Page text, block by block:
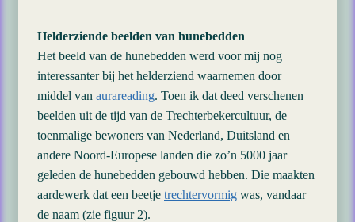
Helderziende beelden van hunebedden
Het beeld van de hunebedden werd voor mij nog
interessanter bij het helderziend waarnemen door
middel van aurareading. Toen ik dat deed verschenen
beelden uit de tijd van de Trechterbekercultuur, de
toenmalige bewoners van Nederland, Duitsland en
andere Noord-Europese landen die zo’n 5000 jaar
geleden de hunebedden gebouwd hebben. Die maakten
aardewerk dat een beetje trechtervormig was, vandaar
de naam (zie figuur 2).